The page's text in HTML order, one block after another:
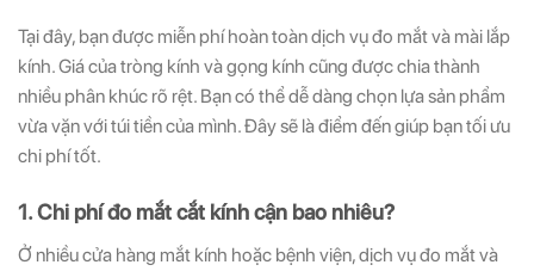
Tại đây, bạn được miễn phí hoàn toàn dịch vụ đo mắt và mài lắp
kính. Giá của tròng kính và gọng kính cũng được chia thành
nhiều phân khúc rõ rệt. Bạn có thể dễ dàng chọn lựa sản phẩm
vừa vặn với túi tiền của mình. Đây sẽ là điểm đến giúp bạn tối ưu
chi phí tốt.
1. Chi phí đo mắt cắt kính cận bao nhiêu?
Ở nhiều cửa hàng mắt kính hoặc bệnh viện, dịch vụ đo mắt và